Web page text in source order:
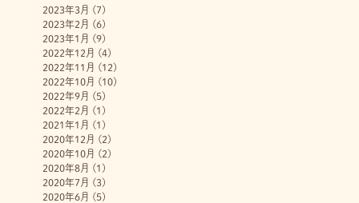
2023年3月 (7)
2023年2月 (6)
2023年1月 (9)
2022年12月 (4)
2022年11月 (12)
2022年10月 (10)
2022年9月 (5)
2022年2月 (1)
2021年1月 (1)
2020年12月 (2)
2020年10月 (2)
2020年8月 (1)
2020年7月 (3)
2020年6月 (5)